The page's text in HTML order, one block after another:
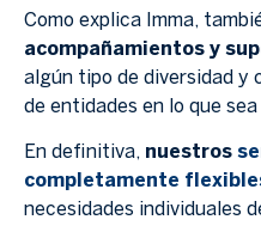
Como explica Imma,
acompañamientos y
algún tipo de diversidad y
de entidades en lo que
En definitiva, nuestros
completamente
necesidades individuales